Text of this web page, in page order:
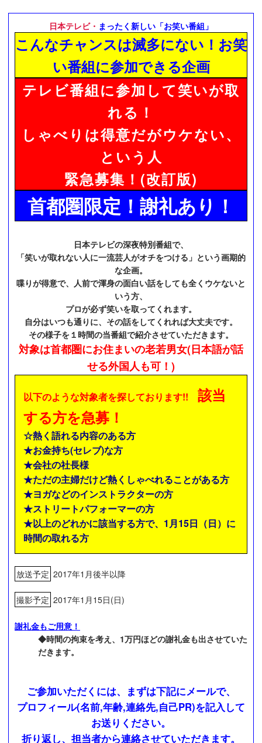
日本テレビ・ まったく新しい「お笑い番組」
こんなチャンスは滅多にない！お笑
い番組に参加できる企画
テレビ番組に参加して笑いが取
れる！
しゃべりは得意だがウケない、
という人
緊急募集！(改訂版)
首都圏限定！謝礼あり！
日本テレビの深夜特別番組で、
「笑いが取れない人に一流芸人がオチをつける」という画期的
な企画。
喋りが得意で、人前で渾身の面白い話をしても全くウケないと
いう方、
プロが必ず笑いを取ってくれます。
自分はいつも通りに、その話をしてくれれば大丈夫です。
その様子を１時間の当番組で紹介させていただきます。
対象は首都圏にお住まいの老若男女(日本語が話
せる外国人も可！)
以下のような対象者を探しております!! 該当
する方を急募！
☆熱く語れる内容のある方
★お金持ち(セレブ)な方
★会社の社長様
★ただの主婦だけど熱くしゃべれることがある方
★ヨガなどのインストラクターの方
★ストリートパフォーマーの方
★以上のどれかに該当する方で、1月15日（日）に
時間の取れる方
放送予定 2017年1月後半以降
撮影予定 2017年1月15日(日)
謝礼金もご用意！
◆時間の拘束を考え、1万円ほどの謝礼金も出させていた
だきます。
ご参加いただくには、まずは下記にメールで、
プロフィール(名前,年齢,連絡先,自己PR)を記入して
お送りください。
折り返し、担当者から連絡させていただきます。